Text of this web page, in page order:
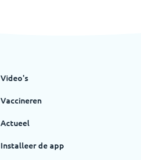
Video's
Vaccineren
Actueel
Installeer de app